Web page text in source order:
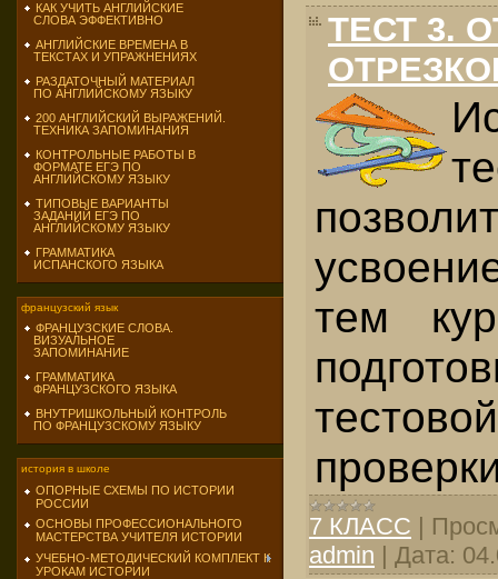
КАК УЧИТЬ АНГЛИЙСКИЕ
СЛОВА ЭФФЕКТИВНО
АНГЛИЙСКИЕ ВРЕМЕНА В
ТЕКСТАХ И УПРАЖНЕНИЯХ
РАЗДАТОЧНЫЙ МАТЕРИАЛ
ПО АНГЛИЙСКОМУ ЯЗЫКУ
200 АНГЛИЙСКИЙ ВЫРАЖЕНИЙ.
ТЕХНИКА ЗАПОМИНАНИЯ
КОНТРОЛЬНЫЕ РАБОТЫ В
ФОРМАТЕ ЕГЭ ПО
АНГЛИЙСКОМУ ЯЗЫКУ
ТИПОВЫЕ ВАРИАНТЫ
ЗАДАНИЙ ЕГЭ ПО
АНГЛИЙСКОМУ ЯЗЫКУ
ГРАММАТИКА
ИСПАНСКОГО ЯЗЫКА
французский язык
ФРАНЦУЗСКИЕ СЛОВА.
ВИЗУАЛЬНОЕ
ЗАПОМИНАНИЕ
ГРАММАТИКА
ФРАНЦУЗСКОГО ЯЗЫКА
ВНУТРИШКОЛЬНЫЙ КОНТРОЛЬ
ПО ФРАНЦУЗСКОМУ ЯЗЫКУ
история в школе
ОПОРНЫЕ СХЕМЫ ПО ИСТОРИИ
РОССИИ
ОСНОВЫ ПРОФЕССИОНАЛЬНОГО
МАСТЕРСТВА УЧИТЕЛЯ ИСТОРИИ
УЧЕБНО-МЕТОДИЧЕСКИЙ КОМПЛЕКТ К
УРОКАМ ИСТОРИИ
ТЕСТ 3.
тем
7 КЛАСС |
admin | Дата: